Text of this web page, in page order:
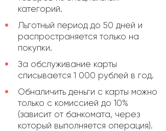
категорий.
Льготный период до 50 дней и
распространяется только на
покупки.
За обслуживание карты
списывается 1 000 рублей в год.
Обналичить деньги с карты можно
только с комиссией до 10%
(зависит от банкомата, через
который выполняется операция).